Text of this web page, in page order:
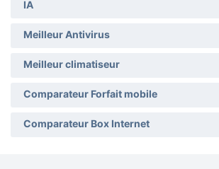
IA
Meilleur Antivirus
Meilleur climatiseur
Comparateur Forfait mobile
Comparateur Box Internet